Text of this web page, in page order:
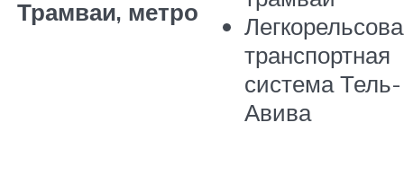
Трамваи, метро
транспортная
система Тель-
Авива